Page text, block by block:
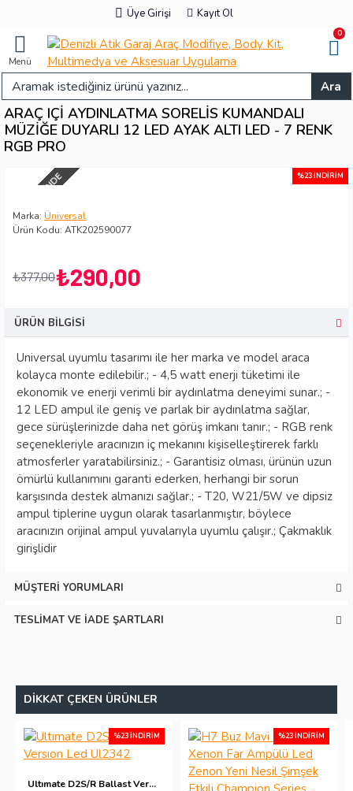
Üye Girişi Kayıt Ol
Menü
0
Ara
ARAÇ IÇI AYDINLATMA SORELIS KUMANDALI
MÜZIĞE DUYARLI 12 LED AYAK ALTI LED - 7 RENK
RGB PRO
%23 İNDIRIM
2-3 GÜN IÇINDE
Marka: Üniversal
Ürün Kodu: ATK202590077
₺290,00
₺377,00
ÜRÜN BILGISI
Universal uyumlu tasarımı ile her marka ve model araca
kolayca monte edilebilir.; - 4,5 watt enerji tüketimi ile
ekonomik ve enerji verimli bir aydınlatma deneyimi sunar.; -
12 LED ampul ile geniş ve parlak bir aydınlatma sağlar,
gece sürüşlerinizde daha net görüş imkanı tanır.; - RGB renk
seçenekleriyle aracınızın iç mekanını kişiselleştirerek farklı
atmosferler yaratabilirsiniz.; - Garantisiz olması, ürünün uzun
ömürlü kullanımını garanti ederken, herhangi bir sorun
karşısında destek almanızı sağlar.; - T20, W21/5W ve dipsiz
ampul tiplerine uygun olarak tasarlanmıştır, böylece
aracınızın orijinal ampul yuvalarıyla uyumlu çalışır.; Çakmaklık
girişlidir
MÜŞTERI YORUMLARI
TESLIMAT VE İADE ŞARTLARI
DIKKAT ÇEKEN ÜRÜNLER
%23 İNDIRIM
Ultımate D2S/R Ballast Versıon Led Ul2342
%23 İNDIRIM